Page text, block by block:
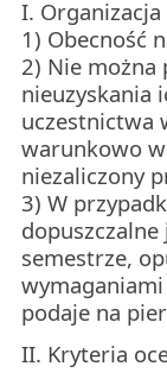
I. Organizacja
1) Obecność
2) Nie można
nieuzyskania
uczestnictwa
warunkowo
niezaliczony
3) W
semestrze,
podaje na
II. Kryteria